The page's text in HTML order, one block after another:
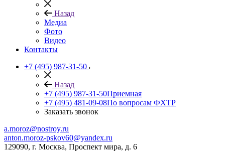
Назад
Медиа
Фото
Видео
Контакты
+7 (495) 987-31-50
Назад
+7 (495) 987-31-50Приемная
+7 (495) 481-09-08По вопросам ФХТР
Заказать звонок
a.moroz@nostroy.ru
anton.moroz-pskov60@yandex.ru
129090, г. Москва, Проспект мира, д. 6